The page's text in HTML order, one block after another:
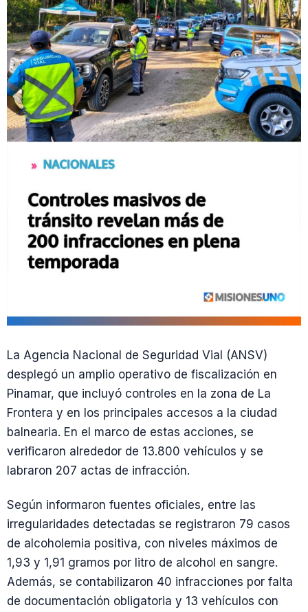
La Agencia Nacional de Seguridad Vial (ANSV)
desplegó un amplio operativo de fiscalización en
Pinamar, que incluyó controles en la zona de La
Frontera y en los principales accesos a la ciudad
balnearia. En el marco de estas acciones, se
verificaron alrededor de 13.800 vehículos y se
labraron 207 actas de infracción.
Según informaron fuentes oficiales, entre las
irregularidades detectadas se registraron 79 casos
de alcoholemia positiva, con niveles máximos de
1,93 y 1,91 gramos por litro de alcohol en sangre.
Además, se contabilizaron 40 infracciones por falta
de documentación obligatoria y 13 vehículos con